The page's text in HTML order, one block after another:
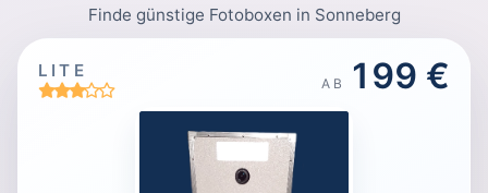
Finde günstige Fotoboxen in Sonneberg
LITE
AB 199 €